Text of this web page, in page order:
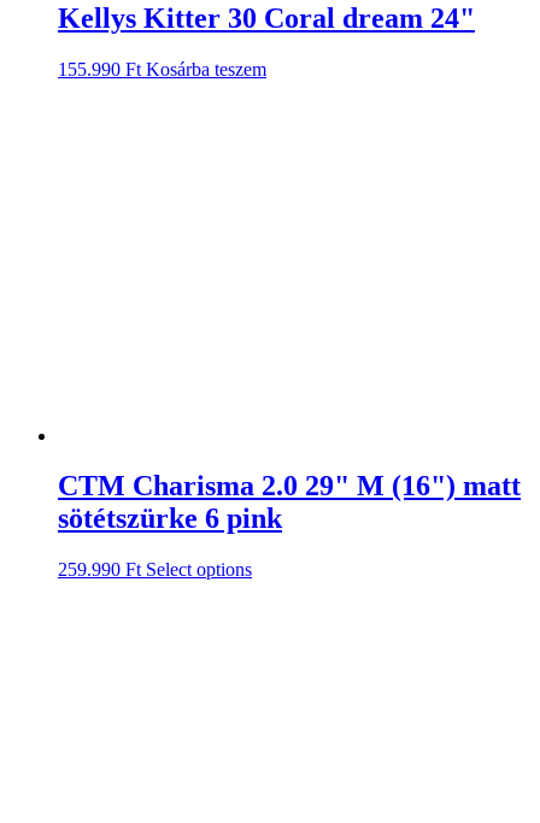
Kellys Kitter 30 Coral dream 24"
155.990 Ft Kosárba teszem
CTM Charisma 2.0 29" M (16") matt
sötétszürke 6 pink
259.990 Ft Select options